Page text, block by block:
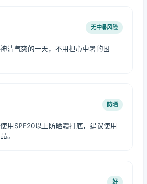
无中暑风险
清气爽的一天，不用担心中暑的困
防晒
用SPF20以上防晒霜打底，建议使用
。
好